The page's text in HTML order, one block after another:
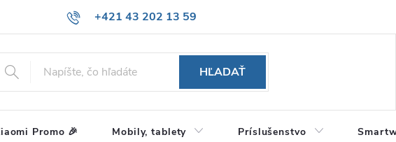
+421 43 202 13 59
HĽADAŤ
Promo 🎉 Mobily, tablety Príslušenstvo